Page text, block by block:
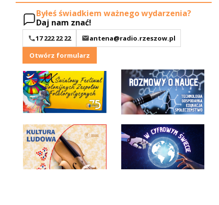
Byłeś świadkiem ważnego wydarzenia?
Daj nam znać!
17 222 22 22
antena@radio.rzeszow.pl
Otwórz formularz